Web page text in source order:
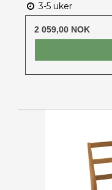
3-5 uker
2 059,00 NOK